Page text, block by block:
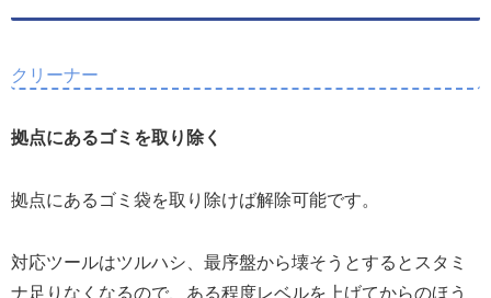
クリーナー
拠点にあるゴミを取り除く
拠点にあるゴミ袋を取り除けば解除可能です。
対応ツールはツルハシ、最序盤から壊そうとするとスタミ
ナ足りなくなるので、ある程度レベルを上げてからのほう